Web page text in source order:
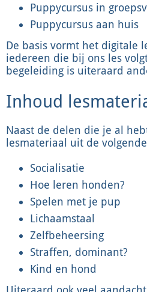
Puppycursus in
Puppycursus aan huis
De basis vormt het digitale
iedereen die bij ons les
begeleiding is uiteraard
Inhoud
Naast de delen die je al
lesmateriaal uit de
Socialisatie
Hoe leren honden?
Spelen met je pup
Lichaamstaal
Zelfbeheersing
Straffen, dominant?
Kind en hond